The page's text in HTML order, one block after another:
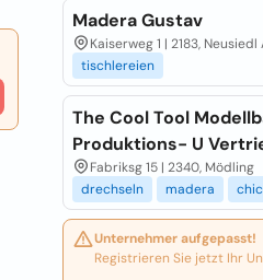
Madera Gustav
Kaiserweg 1 | 2183,
tischlereien
The Cool Tool
Produktions- U
Fabriksg 15 | 2340, Mödling
drechseln
madera
Unternehmer aufgepasst!
Registrieren Sie jetzt Ihr